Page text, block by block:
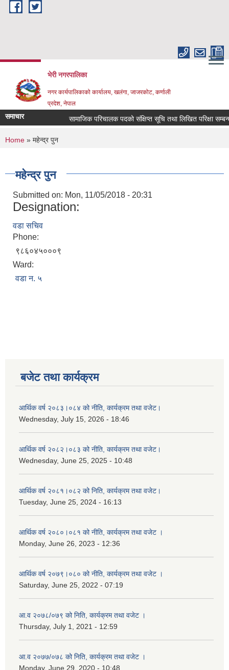
Skip to main content
भेरी नगरपालिका
नगर कार्यपालिकाको कार्यालय, खलंगा, जाजरकोट, कर्णाली
प्रदेश, नेपाल
समाचार सामाजिक परिचालक पदको संक्षिप्त सूचि तथा लिखित परिक्षा सम्बन्धमा ।
You are here
Home » महेन्द्र पुन
महेन्द्र पुन
Submitted on: Mon, 11/05/2018 - 20:31
Designation:
वडा सचिव
Phone:
९८६०४५०००९
Ward:
वडा न. ५
बजेट तथा कार्यक्रम
आर्थिक वर्ष २०८३।०८४ को नीति, कार्यक्रम तथा वजेट।
Wednesday, July 15, 2026 - 18:46
आर्थिक वर्ष २०८२।०८३ को नीति, कार्यक्रम तथा वजेट।
Wednesday, June 25, 2025 - 10:48
आर्थिक वर्ष २०८१।०८२ को निति, कार्यक्रम तथा वजेट।
Tuesday, June 25, 2024 - 16:13
आर्थिक वर्ष २०८०।०८१ को नीति, कार्यक्रम तथा वजेट ।
Monday, June 26, 2023 - 12:36
आर्थिक वर्ष २०७९।०८० को नीति, कार्यक्रम तथा वजेट ।
Saturday, June 25, 2022 - 07:19
आ.व २०७८/०७९ को निति, कार्यक्रम तथा वजेट ।
Thursday, July 1, 2021 - 12:59
आ.व २०७७/०७८ को निति, कार्यक्रम तथा वजेट ।
Monday, June 29, 2020 - 10:48